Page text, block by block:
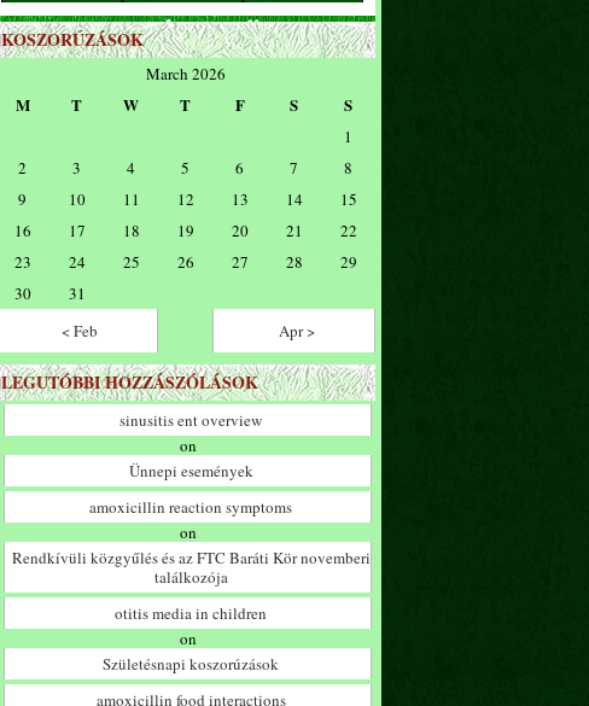
KOSZORÚZÁSOK
March 2026
M T W T F S S
1
2
3 4 5 6 7
8
9
10 11 12 13 14
15
16
17 18 19 20 21
22
23
24 25 26 27 28
29
30
31
< Feb
Apr >
LEGUTÓBBI HOZZÁSZÓLÁSOK
sinusitis ent overview
on
Ünnepi események
amoxicillin reaction symptoms
on
Rendkívüli közgyűlés és az FTC Baráti Kör novemberi
találkozója
otitis media in children
on
Születésnapi koszorúzások
amoxicillin food interactions